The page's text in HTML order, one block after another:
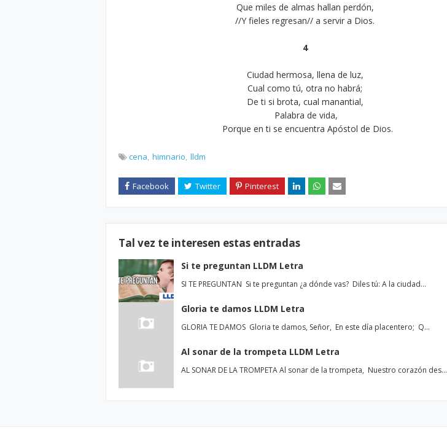
Que miles de almas hallan perdón,
//Y fieles regresan// a servir a Dios.
4
Ciudad hermosa, llena de luz,
Cual como tú, otra no habrá;
De ti si brota, cual manantial,
Palabra de vida,
Porque en ti se encuentra Apóstol de Dios.
cena himnario lldm
Tal vez te interesen estas entradas
Si te preguntan LLDM Letra
SI TE PREGUNTAN Si te preguntan ¿a dónde vas? Diles tú: A la ciudad…
Gloria te damos LLDM Letra
GLORIA TE DAMOS Gloria te damos, Señor, En este día placentero; Q…
Al sonar de la trompeta LLDM Letra
AL SONAR DE LA TROMPETA Al sonar de la trompeta, Nuestro corazón des…